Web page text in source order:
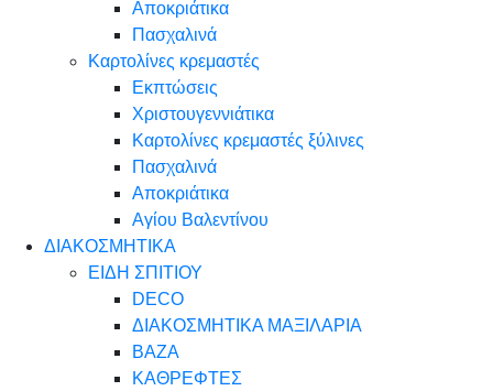
Αποκριάτικα
Πασχαλινά
Καρτολίνες κρεμαστές
Εκπτώσεις
Χριστουγεννιάτικα
Καρτολίνες κρεμαστές ξύλινες
Πασχαλινά
Αποκριάτικα
Αγίου Βαλεντίνου
ΔΙΑΚΟΣΜΗΤΙΚΑ
ΕΙΔΗ ΣΠΙΤΙΟΥ
DECO
ΔΙΑΚΟΣΜΗΤΙΚΑ ΜΑΞΙΛΑΡΙΑ
ΒΑΖΑ
ΚΑΘΡΕΦΤΕΣ